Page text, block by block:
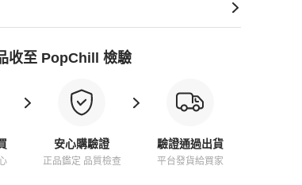
收至 PopChill 檢驗
安心購驗證
正品鑑定 品質檢查
驗證通過出貨
平台發貨給買家